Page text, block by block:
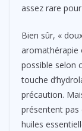
assez rare
Bien sûr, «
aromathérapie
possible selon
touche
précaution.
présentent
huiles